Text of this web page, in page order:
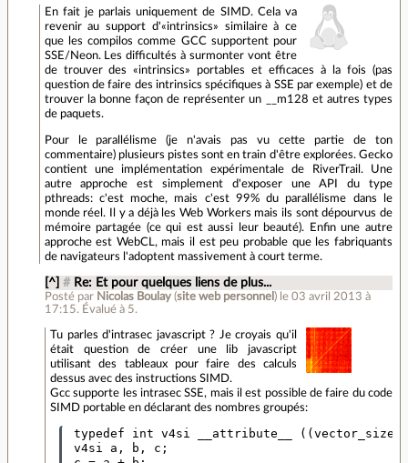
En fait je parlais uniquement de SIMD. Cela va
revenir au support d'«intrinsics» similaire à ce
que les compilos comme GCC supportent pour
SSE/Neon. Les difficultés à surmonter vont être
de trouver des «intrinsics» portables et efficaces à la fois (pas
question de faire des intrinsics spécifiques à SSE par exemple) et de
trouver la bonne façon de représenter un __m128 et autres types
de paquets.
Pour le parallélisme (je n'avais pas vu cette partie de ton
commentaire) plusieurs pistes sont en train d'être explorées. Gecko
contient une implémentation expérimentale de RiverTrail. Une
autre approche est simplement d'exposer une API du type
pthreads: c'est moche, mais c'est 99% du parallélisme dans le
monde réel. Il y a déjà les Web Workers mais ils sont dépourvus de
mémoire partagée (ce qui est aussi leur beauté). Enfin une autre
approche est WebCL, mais il est peu probable que les fabriquants
de navigateurs l'adoptent massivement à court terme.
[^] # Re: Et pour quelques liens de plus...
Posté par Nicolas Boulay(site web personnel ) le 03 avril 2013 à
17:15. Évalué à 5.
Tu parles d'intrasec javascript ? Je croyais qu'il
était question de créer une lib javascript
utilisant des tableaux pour faire des calculs
dessus avec des instructions SIMD.
Gcc supporte les intrasec SSE, mais il est possible de faire du code
SIMD portable en déclarant des nombres groupés:
typedef int v4si __attribute__ ((vector_size
v4si a, b, c;